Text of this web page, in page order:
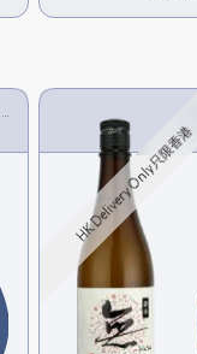
HK Delivery Only只限香港